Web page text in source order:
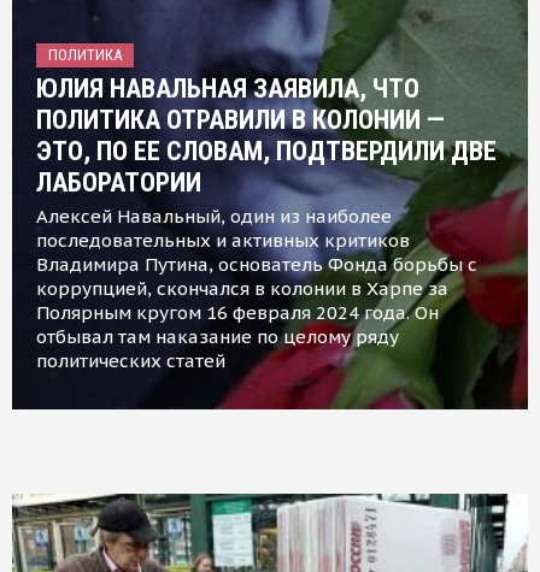
ПОЛИТИКА
ЮЛИЯ НАВАЛЬНАЯ ЗАЯВИЛА, ЧТО
ПОЛИТИКА ОТРАВИЛИ В КОЛОНИИ —
ЭТО, ПО ЕЕ СЛОВАМ, ПОДТВЕРДИЛИ ДВЕ
ЛАБОРАТОРИИ
Алексей Навальный, один из наиболее
последовательных и активных критиков
Владимира Путина, основатель Фонда борьбы с
коррупцией, скончался в колонии в Харпе за
Полярным кругом 16 февраля 2024 года. Он
отбывал там наказание по целому ряду
политических статей